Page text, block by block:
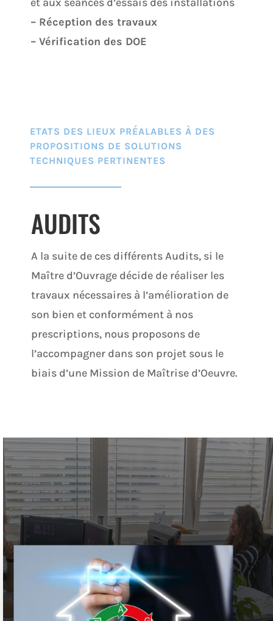
– Réception des travaux
– Vérification des DOE
ETATS DES LIEUX PRÉALABLES À DES
PROPOSITIONS DE SOLUTIONS
TECHNIQUES PERTINENTES
AUDITS
A la suite de ces différents Audits, si le
Maître d’Ouvrage décide de réaliser les
travaux nécessaires à l’amélioration de
son bien et conformément à nos
prescriptions, nous proposons de
l’accompagner dans son projet sous le
biais d’une Mission de Maîtrise d’Oeuvre.